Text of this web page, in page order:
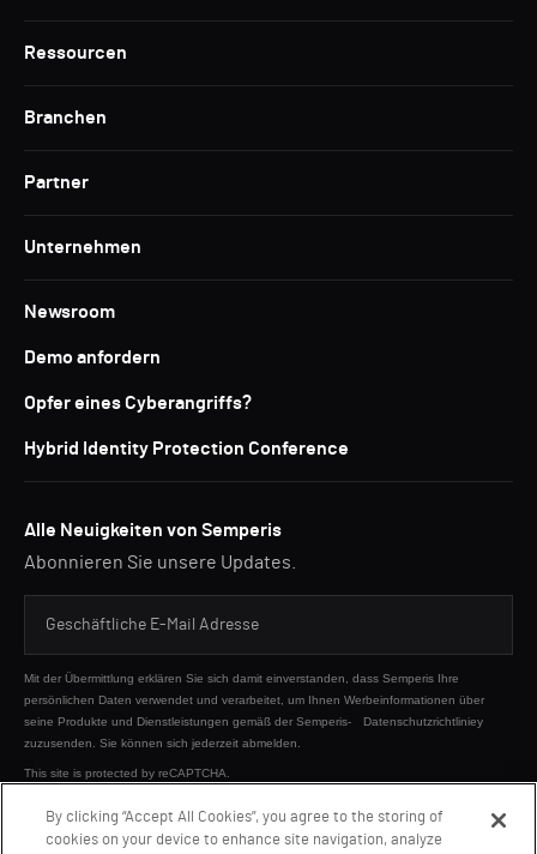
Ressourcen
Branchen
Partner
Unternehmen
Newsroom
Demo anfordern
Opfer eines Cyberangriffs?
Hybrid Identity Protection Conference
Alle Neuigkeiten von Semperis
Abonnieren Sie unsere Updates.
Mit der Übermittlung erklären Sie sich damit einverstanden, dass Semperis Ihre
persönlichen Daten verwendet und verarbeitet, um Ihnen Werbeinformationen über
seine Produkte und Dienstleistungen gemäß der Semperis-
Datenschutzrichtliniey
zuzusenden. Sie können sich jederzeit abmelden.
This site is protected by reCAPTCHA.
SENDEN
By clicking “Accept All Cookies”, you agree to the storing of
cookies on your device to enhance site navigation, analyze